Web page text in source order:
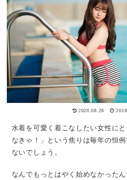
2020.08.28
水着を可愛く着こなしたい女性に
なきゃ！」という焦りは毎年の恒
ないでしょう。
なんでもっとはやく始めなかった